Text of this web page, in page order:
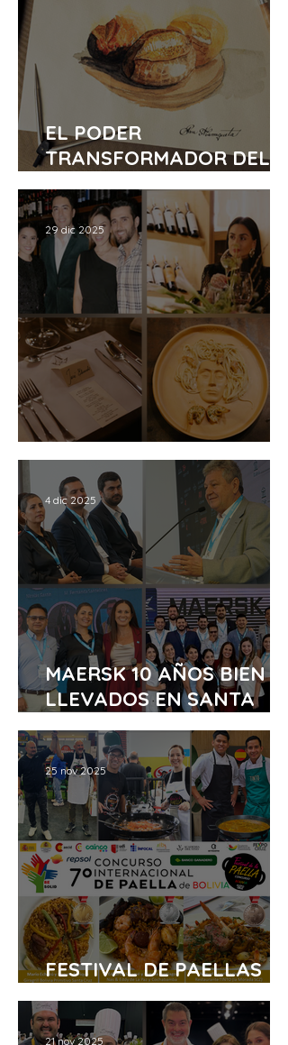
EL PODER
TRANSFORMADOR DEL
ARTE EN LA
GASTRONOMÍA
UNA VELADA TOP LEVEL
29 dic 2025
MAERSK 10 AÑOS BIEN
LLEVADOS EN SANTA
CRUZ
4 dic 2025
FESTIVAL DE PAELLAS
CON TODO
25 nov 2025
21 nov 2025